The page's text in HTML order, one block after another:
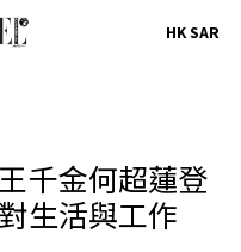
HK SAR
千金何超蓮登
生活與工作